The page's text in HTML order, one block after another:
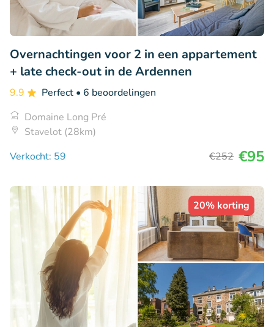
Overnachtingen voor 2 in een appartement
+ late check-out in de Ardennen
9.9 Perfect • 6 beoordelingen
Domaine Long Pré
Stavelot (28km)
Verkocht: 59
€252 €95
20% korting